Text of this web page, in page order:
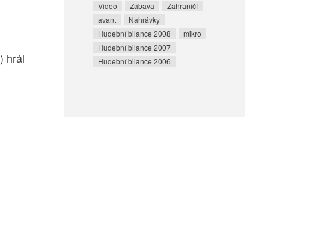
) hrál
Video
Zábava
Zahraničí
avant
Nahrávky
Hudební bilance 2008
mikro
Hudební bilance 2007
Hudební bilance 2006